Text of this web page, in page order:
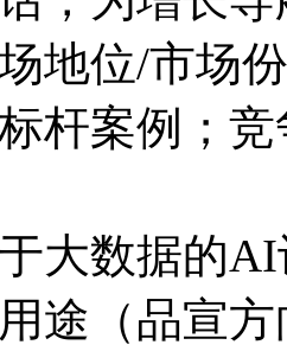
地位/市场
杆案例；
大数据的
途（品宣